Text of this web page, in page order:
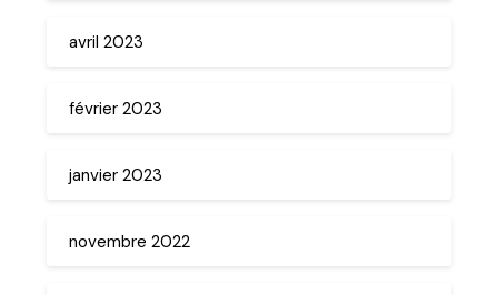
avril 2023
février 2023
janvier 2023
novembre 2022